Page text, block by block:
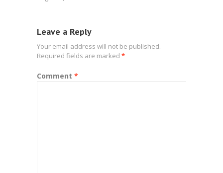
Leave a Reply
Your email address will not be published.
Required fields are marked *
Comment *